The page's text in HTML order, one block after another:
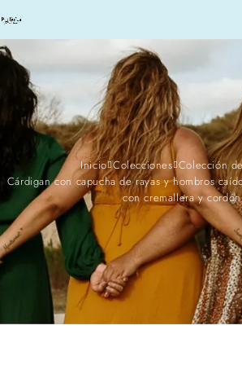
Inicio Colecciones Colección
Cárdigan con capucha de rayas y hombros
con cremallera y cordón